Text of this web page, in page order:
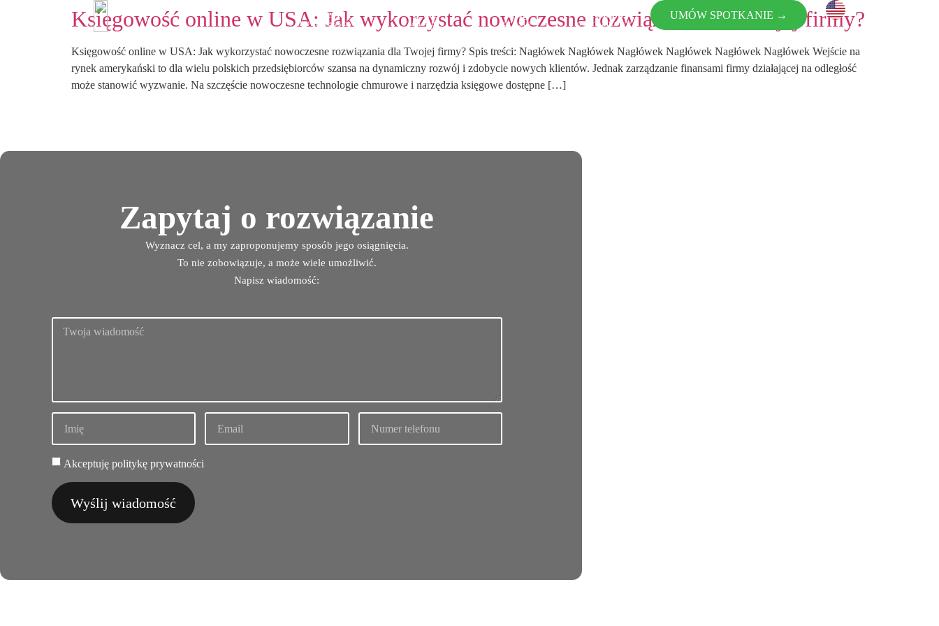
Oferta
kompleksowe
O nas
zaufanie
i doświadczenie
Blog
prosto
Kontakt
od rozmowy
UMÓW SPOTKANIE →
Księgowość online w USA: Jak wykorzystać nowoczesne rozwiązania dla Twojej firmy?
Księgowość online w USA: Jak wykorzystać nowoczesne rozwiązania dla Twojej firmy? Spis treści: Nagłówek Nagłówek Nagłówek Nagłówek Nagłówek Nagłówek Wejście na
rynek amerykański to dla wielu polskich przedsiębiorców szansa na dynamiczny rozwój i zdobycie nowych klientów. Jednak zarządzanie finansami firmy działającej na odległość
może stanowić wyzwanie. Na szczęście nowoczesne technologie chmurowe i narzędzia księgowe dostępne […]
Zapytaj o rozwiązanie
Wyznacz cel, a my zaproponujemy sposób jego osiągnięcia.
To nie zobowiązuje, a może wiele umożliwić.
Napisz wiadomość:
Akceptuję politykę prywatności
Wyślij wiadomość